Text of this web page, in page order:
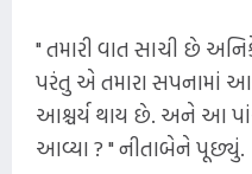
" તમારી વાત સાચી છે
પરંતુ એ તમારા સપનામાં
આશ્ચર્ય થાય છે. અને આ પાંચ
આવ્યા ? " નીતાબેને પૂછ્યું.